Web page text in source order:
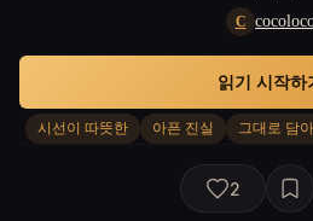
C
시선이 따뜻한 아픈 진실 그대로 담
읽기 시작하
2